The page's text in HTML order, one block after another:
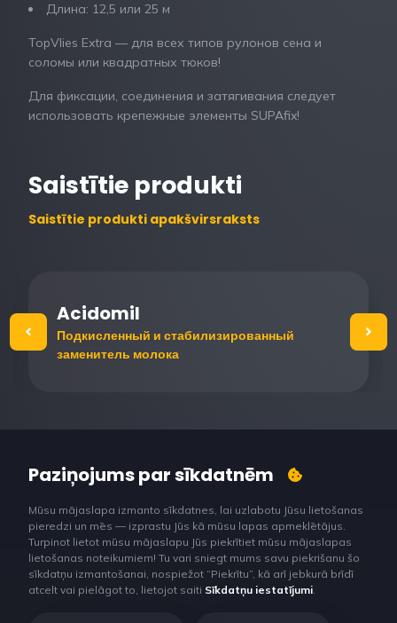
Длина: 12,5 или 25 м
TopVlies Extra — для всех типов рулонов сена и
соломы или квадратных тюков!
Для фиксации, соединения и затягивания следует
использовать крепежные элементы SUPAfix!
Saistītie produkti
Saistītie produkti apakšvirsraksts
Acidomil
Подкисленный и стабилизированный
заменитель молока
Paziņojums par sīkdatnēm
Mūsu mājaslapa izmanto sīkdatnes, lai uzlabotu Jūsu lietošanas
pieredzi un mēs — izprastu Jūs kā mūsu lapas apmeklētājus.
Turpinot lietot mūsu mājaslapu Jūs piekrītiet mūsu mājaslapas
lietošanas noteikumiem! Tu vari sniegt mums savu piekrišanu šo
sīkdatņu izmantošanai, nospiežot “Piekrītu”, kā arī jebkurā brīdī
atcelt vai pielāgot to, lietojot saiti Sīkdatņu iestatījumi.